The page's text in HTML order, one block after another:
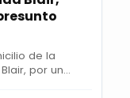
de la
por un...